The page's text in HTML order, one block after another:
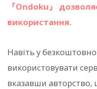
『Ondoku』
використання.
Навіть у
використовувати
вказавши